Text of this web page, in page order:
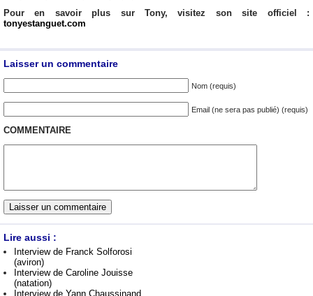
Pour en savoir plus sur Tony, visitez son site officiel :
tonyestanguet.com
Laisser un commentaire
Nom (requis)
Email (ne sera pas publié) (requis)
COMMENTAIRE
Lire aussi :
Interview de Franck Solforosi
(aviron)
Interview de Caroline Jouisse
(natation)
Interview de Yann Chaussinand